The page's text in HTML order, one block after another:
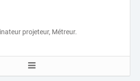
projeteur, Métreur.